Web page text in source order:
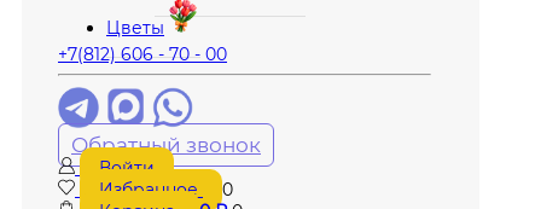
Цветы
+7(812) 606 - 70 - 00
Обратный звонок
Войти
Избранное
0